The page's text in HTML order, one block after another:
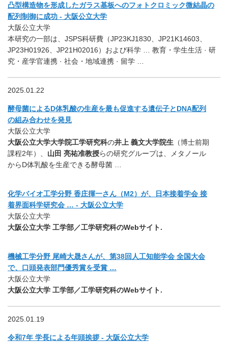
凸型構造物を形成したガラス基板へのフォトクロミック微結晶の
配列制御に成功 - 大阪公立大学
大阪公立大学
本研究の一部は、JSPS科研費（JP23KJ1830、JP21K14603、
JP23H01926、JP21H02016）および科学 … 教育・学生生活 · 研
究・産学官連携 · 社会・地域連携 · 留学 …
2025.01.22
酵母菌によるD体乳酸の生産を最も促進する遺伝子とDNA配列
の組み合わせを発見
大阪公立大学
大阪公立大学大学院工学研究科の井上 義文大学院生 （博士前期
課程2年）、 山田 亮祐准教授らの研究グループは、メタノール
からD体乳酸を生産できる酵母菌 …
化学バイオ工学分野 香庄揮一さん（M2）が、日本接着学会 接
着界面科学研究会 … - 大阪公立大学
大阪公立大学
大阪公立大学 工学部／工学研究科のWebサイト.
機械工学分野 尾崎大晟さんが、第38回人工知能学会 全国大会
で、口頭発表部門優秀賞を受賞 …
大阪公立大学
大阪公立大学 工学部／工学研究科のWebサイト.
2025.01.19
令和7年 学長による年頭挨拶 - 大阪公立大学